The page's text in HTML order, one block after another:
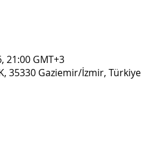
21:00 GMT+3
35330 Gaziemir/İzmir, Türkiye